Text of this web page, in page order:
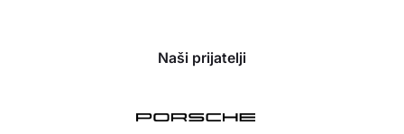
Naši prijatelji